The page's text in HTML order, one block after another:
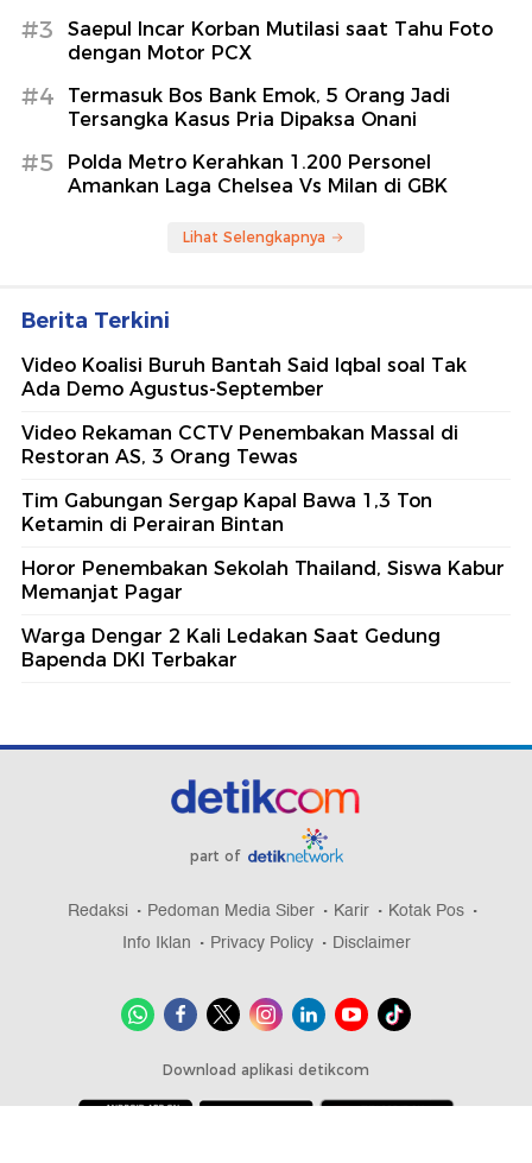
#3
Saepul Incar Korban Mutilasi saat Tahu Foto
dengan Motor PCX
#4
Termasuk Bos Bank Emok, 5 Orang Jadi
Tersangka Kasus Pria Dipaksa Onani
#5
Polda Metro Kerahkan 1.200 Personel
Amankan Laga Chelsea Vs Milan di GBK
Lihat Selengkapnya
Berita Terkini
Video Koalisi Buruh Bantah Said Iqbal soal Tak
Ada Demo Agustus-September
Video Rekaman CCTV Penembakan Massal di
Restoran AS, 3 Orang Tewas
Tim Gabungan Sergap Kapal Bawa 1,3 Ton
Ketamin di Perairan Bintan
Horor Penembakan Sekolah Thailand, Siswa Kabur
Memanjat Pagar
Warga Dengar 2 Kali Ledakan Saat Gedung
Bapenda DKI Terbakar
part of
Redaksi Pedoman Media Siber Karir
Kotak Pos
Info Iklan
Privacy Policy Disclaimer
Download aplikasi detikcom